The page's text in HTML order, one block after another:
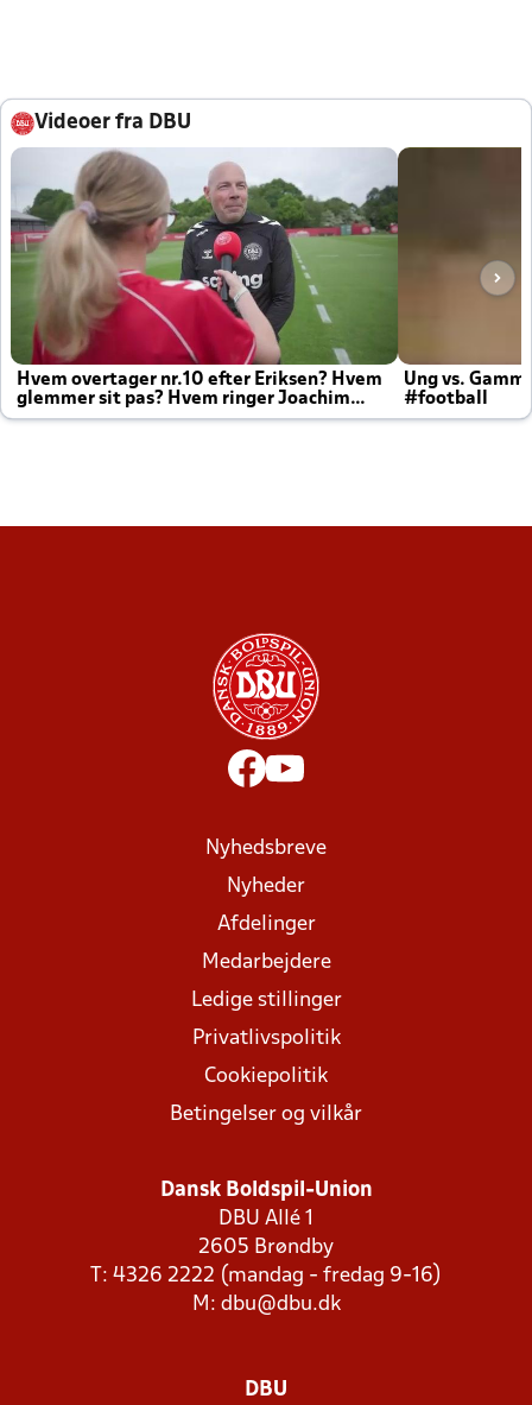
Videoer fra DBU
Hvem overtager nr.10 efter Eriksen? Hvem
glemmer sit pas? Hvem ringer Joachim
altid til efter kampe?
Ung vs.
#football
Nyhedsbreve
Nyheder
Afdelinger
Medarbejdere
Ledige stillinger
Privatlivspolitik
Cookiepolitik
Betingelser og vilkår
Dansk Boldspil-Union
DBU Allé 1
2605 Brøndby
T: 4326 2222 (mandag - fredag 9-16)
M: dbu@dbu.dk
DBU